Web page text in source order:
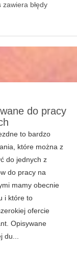
zawiera błędy
do pracy
to bardzo
które można z
do jednych z
do pracy na
mamy obecnie
i które to
ofercie
Opisywane
du...